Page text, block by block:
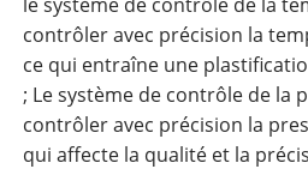
contrôler avec précision la
ce qui entraîne une
; Le système de contrôle de la
contrôler avec précision la
qui affecte la qualité et la